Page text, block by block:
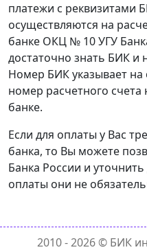
платежи с реквизитами
осуществляются на
банке ОКЦ № 10 УГУ
достаточно знать БИК и
Номер БИК указывает
номер расчетного счета
банке.
Если для оплаты у Вас
банка, то Вы можете
Банка России и
оплаты они не
2010 - 2026 © БИК